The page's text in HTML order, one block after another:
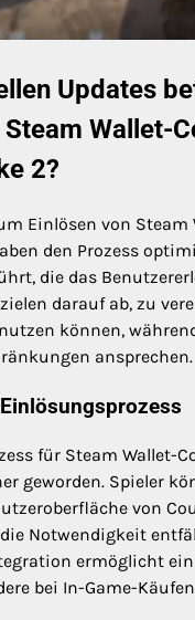
Updates
Wallet-
2?
Einlösen von Steam
den Prozess
die das
darauf ab, zu
können,
ansprechen.
für Steam Wallet-
geworden. Spieler
von
Notwendigkeit
ermöglicht
bei In-Game-